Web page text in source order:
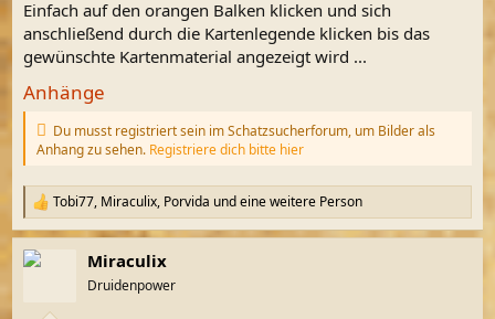
Einfach auf den orangen Balken klicken und sich
anschließend durch die Kartenlegende klicken bis das
gewünschte Kartenmaterial angezeigt wird ...
Anhänge
Du musst registriert sein im Schatzsucherforum, um Bilder als
Anhang zu sehen. Registriere dich bitte hier
R
e
a
k
Tobi77, Miraculix, Porvida und eine weitere Person
Miraculix
Druidenpower